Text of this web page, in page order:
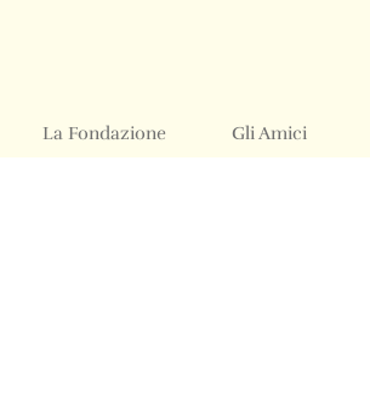
La Fondazione Gli Amici